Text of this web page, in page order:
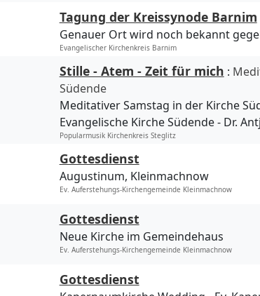
Tagung der Kreissynode Barnim
Genauer Ort wird noch bekannt
Evangelischer Kirchenkreis Barnim
Stille - Atem - Zeit für mich :
Südende
Meditativer Samstag in der Kirche
Evangelische Kirche Südende
Dr.
Popularmusik Kirchenkreis Steglitz
Gottesdienst
Augustinum, Kleinmachnow
Ev. Auferstehungs-Kirchengemeinde Kleinmachnow
Gottesdienst
Neue Kirche im Gemeindehaus
Ev. Auferstehungs-Kirchengemeinde Kleinmachnow
Gottesdienst